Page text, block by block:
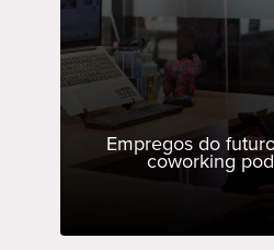
Empregos do
coworking